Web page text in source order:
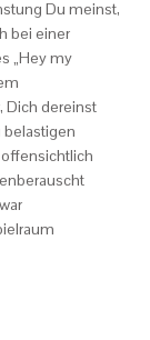
Du meinst,
bei einer
„Hey my
Dich dereinst
offensichtlich